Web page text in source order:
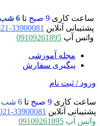
ساعت کاری 9 صبح تا 6 شب
پشتیبانی آنلاین 33900081-021
واتس آپ 09109261895
مجله آموزشی
پیگیری سفارش
ورود / ثبت نام
ساعت کاری 9 صبح تا 6 شب
پشتیبانی آنلاین 33900081-021
واتس آپ 09109261895